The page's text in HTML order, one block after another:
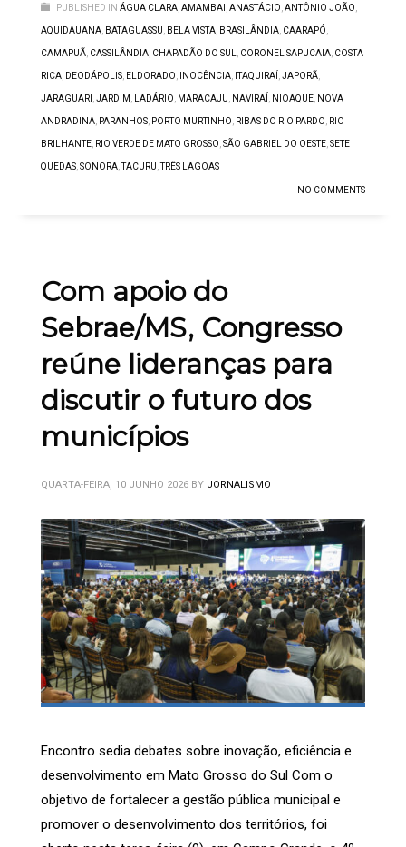
PUBLISHED IN ÁGUA CLARA,AMAMBAI ,ANASTÁCIO,ANTÔNIO JOÃO,
AQUIDAUANA, BATAGUASSU, BELA VISTA, BRASILÂNDIA, CAARAPÓ,
CAMAPUÃ, CASSILÂNDIA, CHAPADÃO DO SUL, CORONEL SAPUCAIA, COSTA
RICA, DEODÁPOLIS, ELDORADO, INOCÊNCIA, ITAQUIRAÍ ,JAPORÃ,
JARAGUARI ,JARDIM , LADÁRIO, MARACAJU, NAVIRAÍ , NIOAQUE, NOVA
ANDRADINA, PARANHOS, PORTO MURTINHO, RIBAS DO RIO PARDO, RIO
BRILHANTE, RIO VERDE DE MATO GROSSO,SÃO GABRIEL DO OESTE,SETE
QUEDAS,SONORA, TACURU, TRÊS LAGOAS
NO COMMENTS
Com apoio do
Sebrae/MS, Congresso
reúne lideranças para
discutir o futuro dos
municípios
QUARTA-FEIRA, 10 JUNHO 2026 BY JORNALISMO
Encontro sedia debates sobre inovação, eficiência e
desenvolvimento em Mato Grosso do Sul Com o
objetivo de fortalecer a gestão pública municipal e
promover o desenvolvimento dos territórios, foi